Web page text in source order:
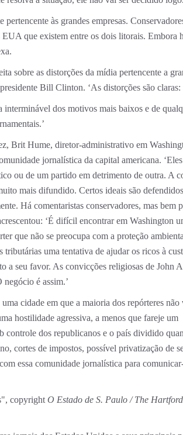
às grandes empresas.
que existem entre os dois litorais. Embora
sobre as distorções da mídia pertencente a
Bill Clinton. ‘As distorções são claras:
interminável dos motivos mais baixos e de
Brit Hume, diretor-administrativo em
jornalística da capital americana.
ou de um partido em detrimento de outra. A
mais difundido. Certos ideais são defendidos
Há comentaristas conservadores, mas bem
‘É difícil encontrar em Washington
que não se preocupa com a proteção
uma tentativa de ajudar os ricos à
a seu favor. As convicções religiosas de John
negócio é assim.’
cidade em que a maioria dos repórteres não
hostilidade agressiva, a menos que fareje um
controle dos republicanos e o país dividido
cortes de impostos, possível privatização de
essa comunidade jornalística para
copyright O Estado de S. Paulo / The Hartford